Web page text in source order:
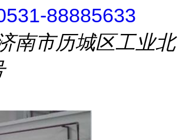
88885633
南市历城区工业北